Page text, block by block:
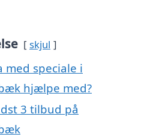
skjul
med speciale i
hjælpe med?
3 tilbud på